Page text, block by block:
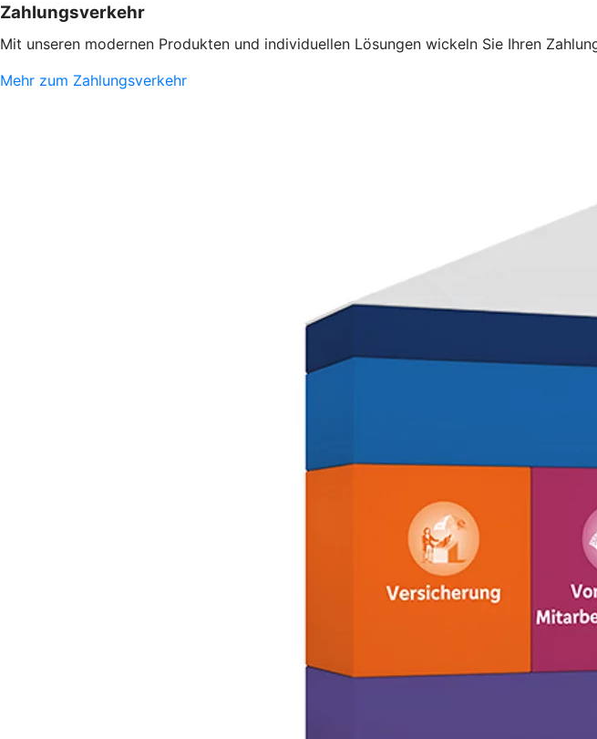
Zahlungsverkehr
Mit unseren modernen Produkten und individuellen Lösungen wickeln Sie Ihren
Mehr zum Zahlungsverkehr